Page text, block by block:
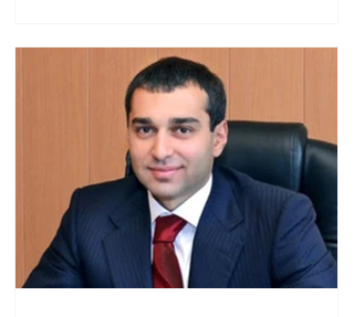
Арменией.